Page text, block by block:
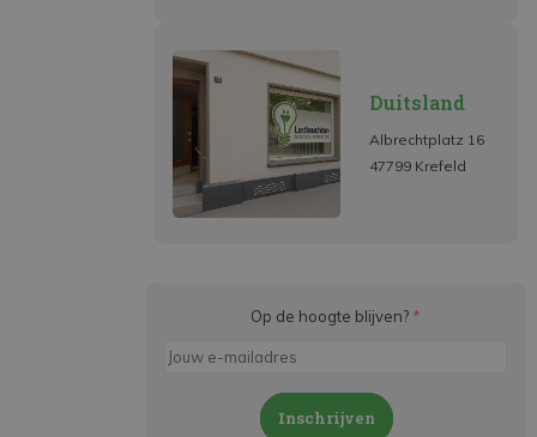
Duitsland
Albrechtplatz 16
47799 Krefeld
Op de hoogte blijven? *
Inschrijven